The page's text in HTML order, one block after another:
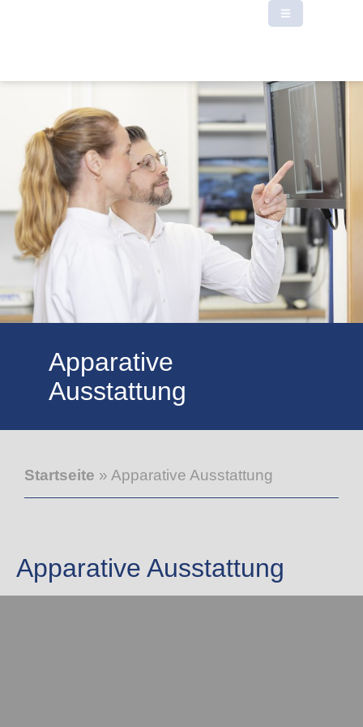
Apparative
Ausstattung
Startseite » Apparative Ausstattung
Apparative Ausstattung